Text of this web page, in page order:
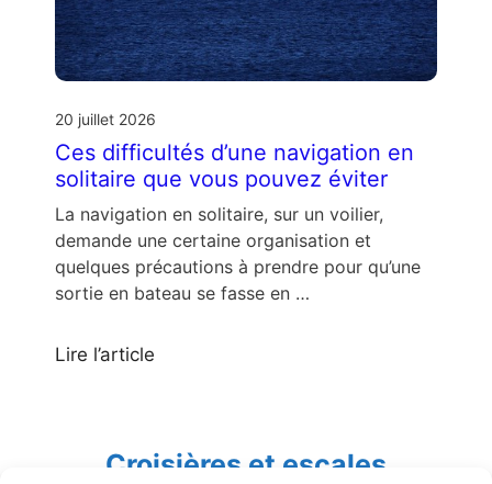
20 juillet 2026
Ces difficultés d’une navigation en
solitaire que vous pouvez éviter
La navigation en solitaire, sur un voilier,
demande une certaine organisation et
quelques précautions à prendre pour qu’une
sortie en bateau se fasse en …
Lire l’article
Croisières et escales